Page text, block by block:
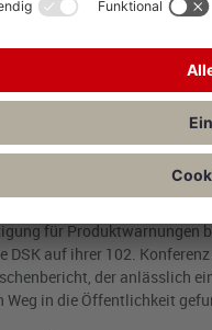
Gesetzgeber "in
zu treffen" (BVerfGNJW
und dem
gesetzlichen
des Arbeitskreises (AK)
die Rechtsprechung des
hinaus mangels
für Produktwarnungen
auf ihrer 102.
der anlässlich
in die Öffentlichkeit